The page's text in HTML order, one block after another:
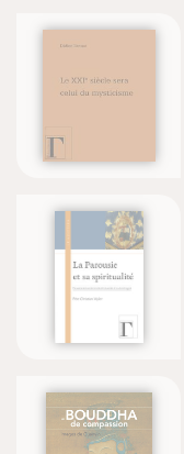
Le XXIe
mysticisme
La
Christian